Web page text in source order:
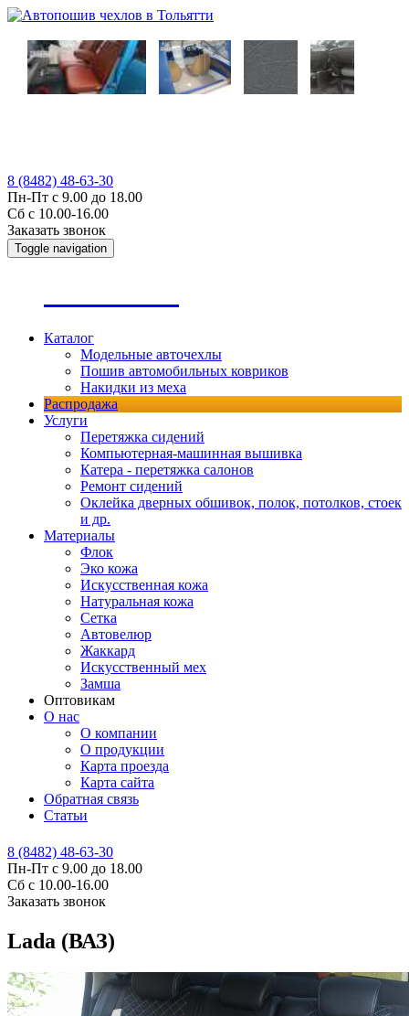
8 (8482) 48-63-30
Пн-Пт с 9.00 до 18.00
Сб с 10.00-16.00
Заказать звонок
Toggle navigation
Каталог
Модельные авточехлы
Пошив автомобильных ковриков
Накидки из меха
Распродажа
Услуги
Перетяжка сидений
Компьютерная-машинная вышивка
Катера - перетяжка салонов
Ремонт сидений
Оклейка дверных обшивок, полок, потолков, стоек
и др.
Материалы
Флок
Эко кожа
Искусственная кожа
Натуральная кожа
Сетка
Автовелюр
Жаккард
Искусственный мех
Замша
Оптовикам
О нас
О компании
О продукции
Карта проезда
Карта сайта
Обратная связь
Статьи
8 (8482) 48-63-30
Пн-Пт с 9.00 до 18.00
Сб с 10.00-16.00
Заказать звонок
Lada (ВАЗ)